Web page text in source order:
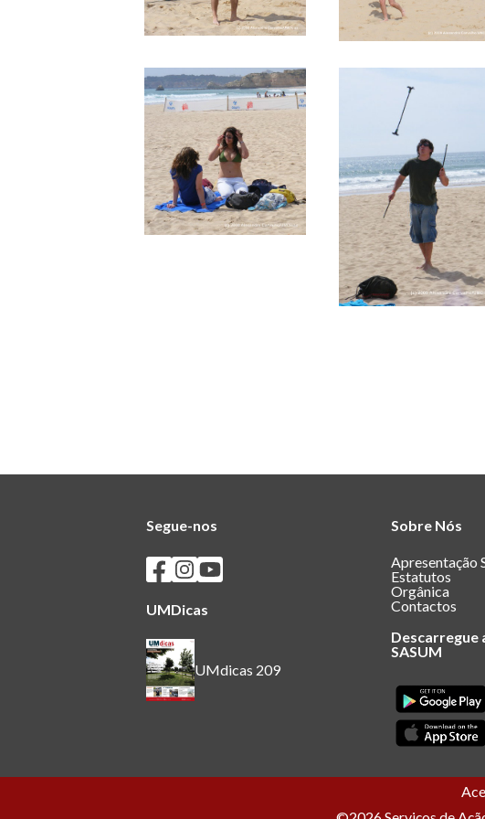
Segue-nos
Seguir os SASUM no Facebook
Seguir os SASUM no Instagram
Seguir os SASUM no Youtube
UMDicas
UMdicas 209
Sobre Nós
Apresentação
Estatutos
Orgânica
Contactos
Descarregue
SASUM